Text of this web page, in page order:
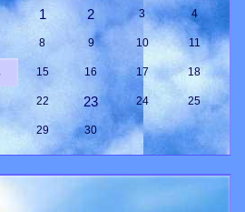
1 2 3 4
8 9 10 11
15 16 17 18
22 23 24 25
29 30